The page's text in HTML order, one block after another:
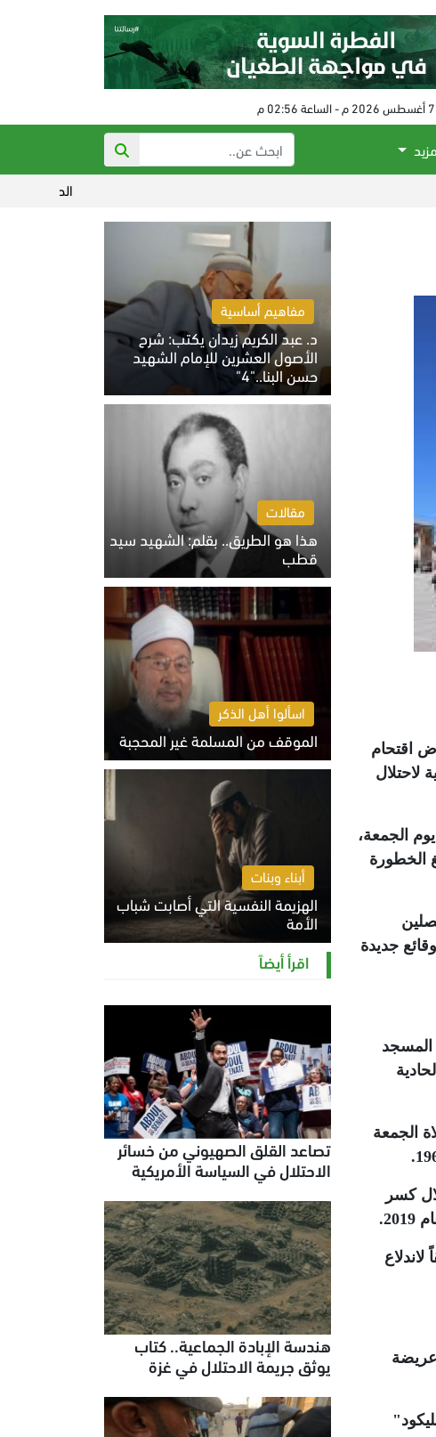
الحكم على مفتي النظام
اقتحام
لاحتلال
الجمعة،
الخطورة
جديدة
المسجد
الجمعة
.
كسر
.
والتي مهّدت لاحقاً لاندلاع
مفاهيم أساسية
د. عبد الكريم زيدان يكتب: شرح
الأصول العشرين للإمام الشهيد
حسن البنا.."4"
الخميس 6 أغسطس 2026 10:27 ص
مقالات
هذا هو الطريق.. بقلم: الشهيد سيد
قطب
الخميس 6 أغسطس 2026 10:52 ص
اسألوا أهل الذكر
الموقف من المسلمة غير المحجبة
الخميس 6 أغسطس 2026 10:45 ص
أبناء وبنات
الهزيمة النفسية التي أصابت شباب
الأمة
الخميس 6 أغسطس 2026 11:12 ص
اقرأ أيضاً
تصاعد القلق الصهيوني من خسائر
الاحتلال في السياسة الأمريكية
هندسة الإبادة الجماعية.. كتاب
يوثق جريمة الاحتلال في غزة